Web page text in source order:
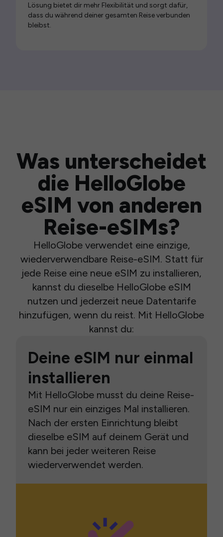
Lösung bietet dir mehr Flexibilität und sorgt dafür,
dass du während deiner gesamten Reise verbunden
bleibst.
Was unterscheidet
die HelloGlobe
eSIM von anderen
Reise-eSIMs?
HelloGlobe verwendet eine einzige,
wiederverwendbare Reise-eSIM. Statt für
jede Reise eine neue eSIM zu installieren,
kannst du dieselbe HelloGlobe eSIM
nutzen und jederzeit neue Datentarife
hinzufügen, wenn du reist. Mit HelloGlobe
kannst du:
Deine eSIM nur einmal
installieren
Mit HelloGlobe musst du deine Reise-
eSIM nur ein einziges Mal installieren.
Nach der ersten Einrichtung bleibt
dieselbe eSIM auf deinem Gerät und
kann bei jeder weiteren Reise
wiederverwendet werden.